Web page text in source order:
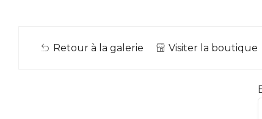
Retour à la galerie Visiter la boutique